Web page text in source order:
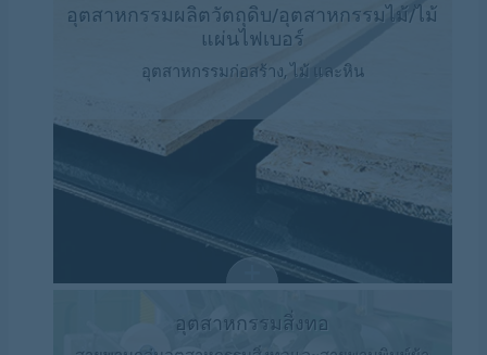
อุตสาหกรรมผลิตวัตถุดิบ/อุตสาหกรรมไม้/ไม้
แผ่นไฟเบอร์
อุตสาหกรรมก่อสร้าง, ไม้ และหิน
อุตสาหกรรมสิ่งทอ